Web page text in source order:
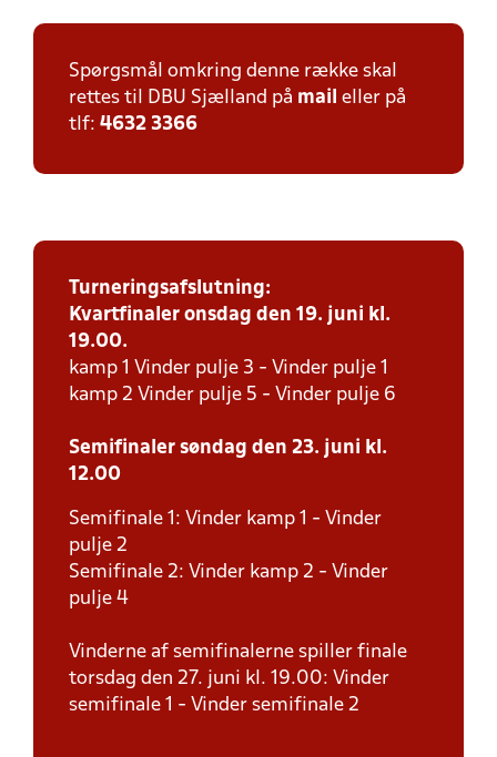
Spørgsmål omkring denne række skal
rettes til DBU Sjælland på mail eller på
tlf: 4632 3366
Turneringsafslutning:
Kvartfinaler onsdag den 19. juni kl.
19.00.
kamp 1 Vinder pulje 3 - Vinder pulje 1
kamp 2 Vinder pulje 5 - Vinder pulje 6
Semifinaler søndag den 23. juni kl.
12.00
Semifinale 1: Vinder kamp 1 - Vinder
pulje 2
Semifinale 2: Vinder kamp 2 - Vinder
pulje 4
Vinderne af semifinalerne spiller finale
torsdag den 27. juni kl. 19.00: Vinder
semifinale 1 - Vinder semifinale 2